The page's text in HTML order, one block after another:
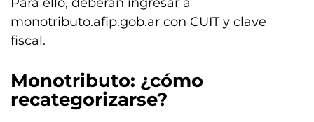
monotributo.afip.gob.ar con CUIT y clave
fiscal.
Monotributo: ¿cómo
recategorizarse?